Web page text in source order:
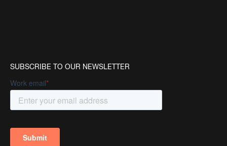
SUBSCRIBE TO OUR NEWSLETTER